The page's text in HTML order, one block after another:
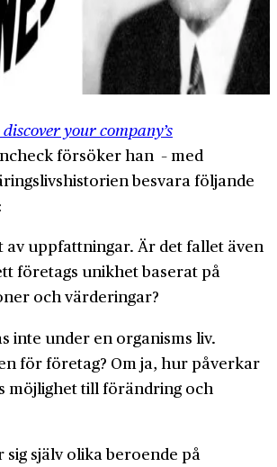
your company’s
försöker han – med
besvara följande
av uppfattningar. Är det fallet även
företags unikhet baserat på
och värderingar?
inte under en organisms liv.
för företag? Om ja, hur påverkar
möjlighet till förändring och
sig själv olika beroende på